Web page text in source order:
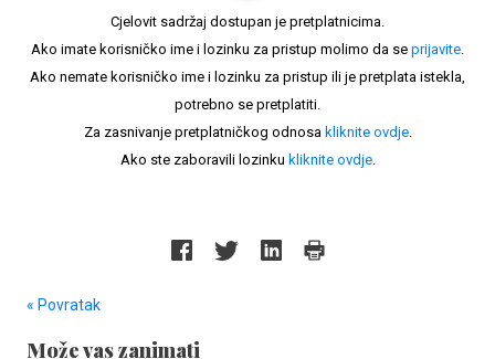
Cjelovit sadržaj dostupan je pretplatnicima.
Ako imate korisničko ime i lozinku za pristup molimo da se prijavite.
Ako nemate korisničko ime i lozinku za pristup ili je pretplata istekla,
potrebno se pretplatiti.
Za zasnivanje pretplatničkog odnosa kliknite ovdje.
Ako ste zaboravili lozinku kliknite ovdje.
« Povratak
Može vas zanimati